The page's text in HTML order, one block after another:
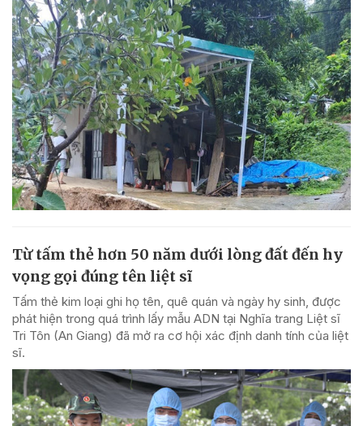
Từ tấm thẻ hơn 50 năm dưới lòng đất đến hy
vọng gọi đúng tên liệt sĩ
Tấm thẻ kim loại ghi họ tên, quê quán và ngày hy sinh, được
phát hiện trong quá trình lấy mẫu ADN tại Nghĩa trang Liệt sĩ
Tri Tôn (An Giang) đã mở ra cơ hội xác định danh tính của liệt
sĩ.